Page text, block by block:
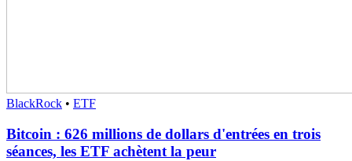
BlackRock • ETF
Bitcoin : 626 millions de dollars d'entrées en trois
séances, les ETF achètent la peur